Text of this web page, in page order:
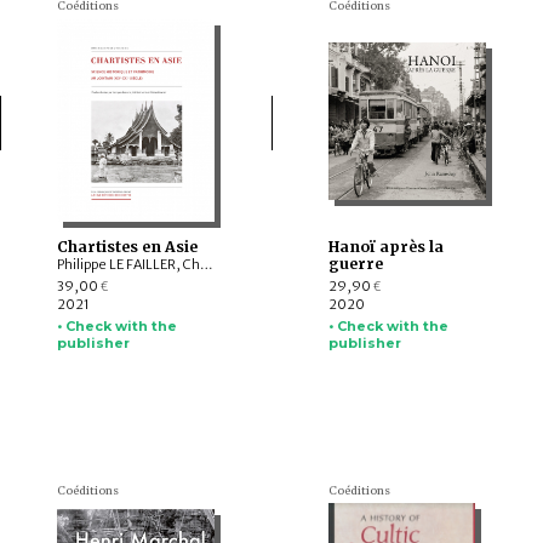
Coéditions
Chartistes en Asie
Philippe LE FAILLER, Christophe MARQUET, Danielle ELISSEEFF, Pierre-Sylvain FILLIOZAT, Isabelle POUJOL, Vincent LEFÈVRE, Michelle BUBENICEK, Olivier PONCET, Jean-Philippe DUMAS, Nathalie MONNET, Marine CABOS-BRULLÉ, Cédric MONG-HY, Cécile CAPOT, Olivia PELLETIER, Odile WELFELÉ, Pascal GENESTE
39,00 €
2021
• Check with the
publisher
Coéditions
Hanoï après la
guerre
29,90 €
2020
• Check with the
publisher
Coéditions Coéditions